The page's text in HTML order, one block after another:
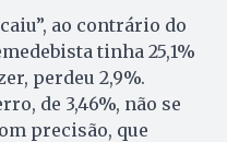
ao contrário do
tinha 25,1%
perdeu 2,9%.
de 3,46%, não se
precisão, que